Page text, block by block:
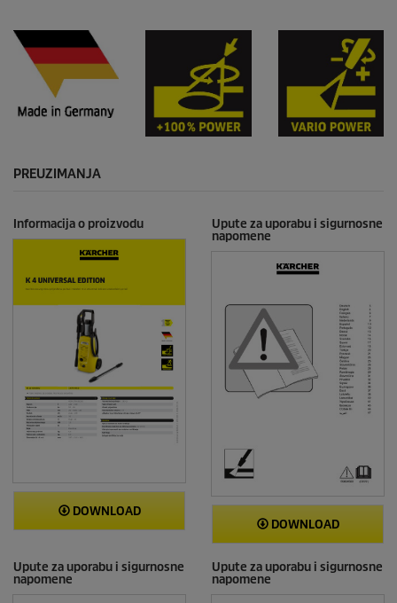
PREUZIMANJA
Informacija o proizvodu
DOWNLOAD
Upute za uporabu i sigurnosne
napomene
DOWNLOAD
Upute za uporabu i sigurnosne
napomene
Upute za uporabu i sigurnosne
napomene